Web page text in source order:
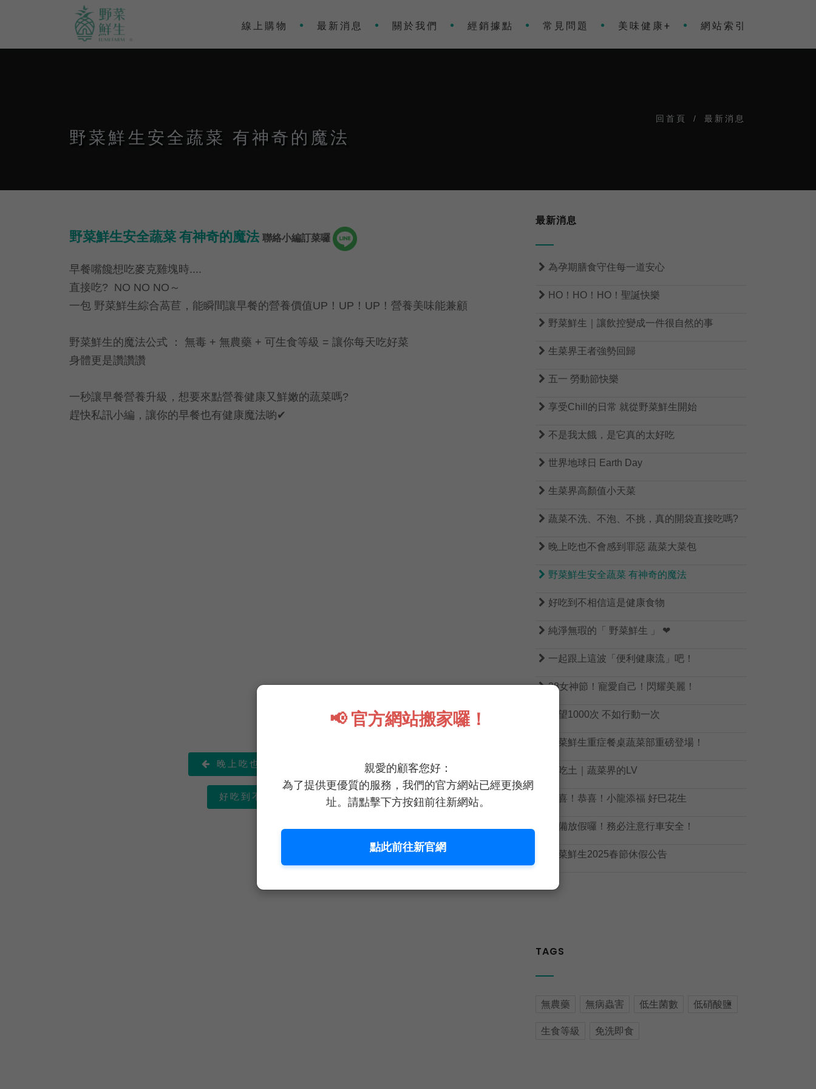
📢 官方網站搬家囉！
親愛的顧客您好：
為了提供更優質的服務，我們的官方網站已經更換網
址。請點擊下方按鈕前往新網站。
點此前往新官網
線上購物 最新消息 關於我們 經銷據點 常見問題 美味健康+ 網站索引
野菜鮮生安全蔬菜 有神奇的魔法
回首頁 / 最新消息
野菜鮮生安全蔬菜 有神奇的魔法 聯絡小編訂菜囉
早餐嘴饞想吃麥克雞塊時....
直接吃? NO NO NO～
一包 野菜鮮生綜合萵苣，能瞬間讓早餐的營養價值UP！UP！UP！營養美味能兼顧
野菜鮮生的魔法公式 ： 無毒 + 無農藥 + 可生食等級 = 讓你每天吃好菜
身體更是讚讚讚
一秒讓早餐營養升級，想要來點營養健康又鮮嫩的蔬菜嗎?
趕快私訊小編，讓你的早餐也有健康魔法喲✔
 晚上吃也不會感到罪惡 蔬菜大菜包
好吃到不相信這是健康食物
最新消息
 為孕期膳食守住每一道安心
 HO！HO！HO！聖誕快樂
 野菜鮮生｜讓飲控變成一件很自然的事
 生菜界王者強勢回歸
 五一 勞動節快樂
 享受Chill的日常 就從野菜鮮生開始
 不是我太餓，是它真的太好吃
 世界地球日 Earth Day
 生菜界高顏值小天菜
 蔬菜不洗、不泡、不挑，真的開袋直接吃嗎?
 晚上吃也不會感到罪惡 蔬菜大菜包
 野菜鮮生安全蔬菜 有神奇的魔法
 好吃到不相信這是健康食物
 純淨無瑕的「 野菜鮮生 」 ❤
 一起跟上這波「便利健康流」吧！
 38女神節！寵愛自己！閃耀美麗！
觀望1000次 不如行動一次
野菜鮮生重症餐桌蔬菜部重磅登場！
不吃土｜蔬菜界的LV
恭喜！恭喜！小龍添福 好巳花生
準備放假囉！務必注意行車安全！
野菜鮮生2025春節休假公告
TAGS
無農藥 無病蟲害 低生菌數 低硝酸鹽
生食等級 免洗即食